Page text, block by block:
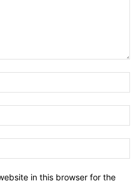
in this browser for the